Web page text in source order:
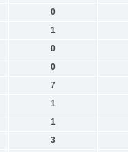
0
1
0
0
7
1
1
3